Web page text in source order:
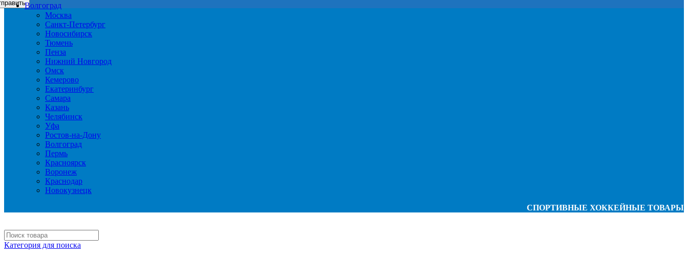
Волгоград
Москва
Санкт-Петербург
Новосибирск
Тюмень
Пенза
Нижний Новгород
Омск
Кемерово
Екатеринбург
Самара
Казань
Челябинск
Уфа
Ростов-на-Дону
Волгоград
Пермь
Красноярск
Воронеж
Краснодар
Новокузнецк
СПОРТИВНЫЕ ХОККЕЙНЫЕ ТОВАРЫ
Категория для поиска